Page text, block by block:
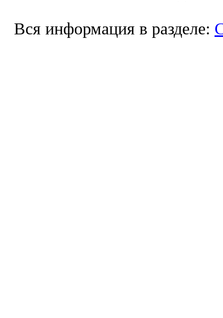
Вся информация в разделе: